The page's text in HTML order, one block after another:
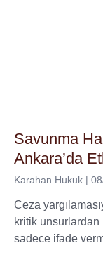
Savunma
Ankara’da
Karahan Hukuk
Ceza
kritik unsurlardan
sadece ifade